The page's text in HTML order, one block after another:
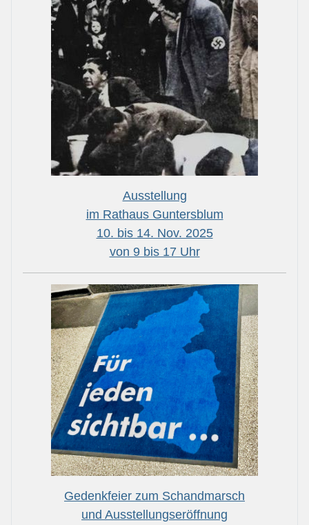
Ausstellung
im Rathaus Guntersblum
10. bis 14. Nov. 2025
von 9 bis 17 Uhr
Gedenkfeier zum Schandmarsch
und Ausstellungseröffnung